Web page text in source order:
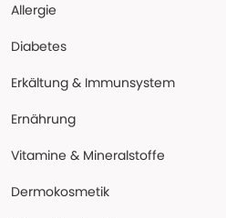
Allergie
Diabetes
Erkältung & Immunsystem
Ernährung
Vitamine & Mineralstoffe
Dermokosmetik